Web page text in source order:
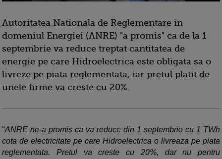
Autoritatea Nationala de Reglementare in
domeniul Energiei (ANRE) "a promis" ca de la 1
septembrie va reduce treptat cantitatea de
energie pe care Hidroelectrica este obligata sa o
livreze pe piata reglementata, iar pretul platit de
unele firme va creste cu 20%.
"ANRE ne-a promis ca va reduce din 1 septembrie cu 1 TWh
cota de electricitate pe care Hidroelectrica o livreaza pe piata
reglementata. Pretul va creste cu 20%, dar nu pentru